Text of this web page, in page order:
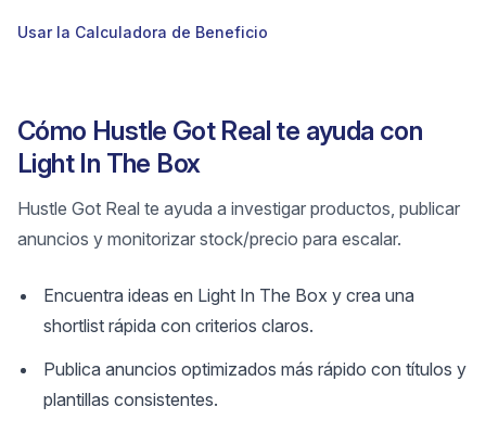
Usar la Calculadora de Beneficio
Cómo Hustle Got Real te ayuda con
Light In The Box
Hustle Got Real te ayuda a investigar productos, publicar
anuncios y monitorizar stock/precio para escalar.
Encuentra ideas en Light In The Box y crea una
shortlist rápida con criterios claros.
Publica anuncios optimizados más rápido con títulos y
plantillas consistentes.